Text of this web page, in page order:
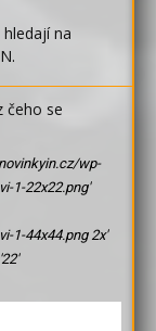
na
.
čeho se
wp-
1-22x22.png'
1-44x44.png 2x'